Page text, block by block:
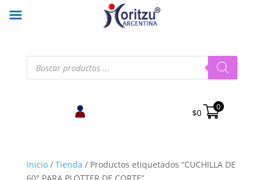
Búsqueda
productos
$0
0
Inicio/ Tienda / Productos etiquetados “CUCHILLA DE
60° PARA PLOTTER DE CORTE”